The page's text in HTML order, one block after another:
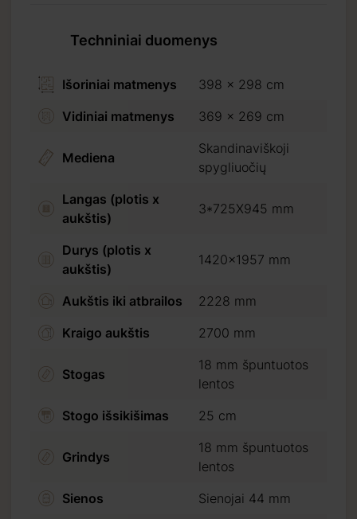
Techniniai duomenys
Išoriniai matmenys
398 x 298 cm
Vidiniai matmenys
369 x 269 cm
Mediena
Skandinaviškoji
spygliuočių
Langas (plotis x
aukštis)
3*725X945 mm
Durys (plotis x
aukštis)
1420x1957 mm
Aukštis iki atbrailos
2228 mm
Kraigo aukštis
2700 mm
Stogas
18 mm špuntuotos
lentos
Stogo išsikišimas
25 cm
Grindys
18 mm špuntuotos
lentos
Sienos
Sienojai 44 mm